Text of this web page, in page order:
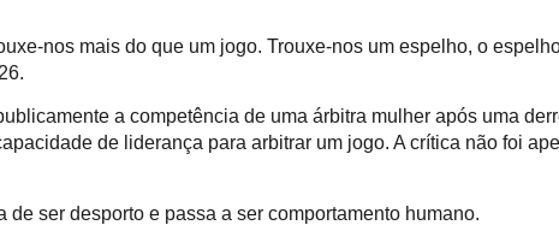
nos mais do que um jogo. Trouxe-nos um espelho, o
a competência de uma árbitra mulher após uma
de liderança para arbitrar um jogo. A crítica não foi
de ser desporto e passa a ser comportamento humano.